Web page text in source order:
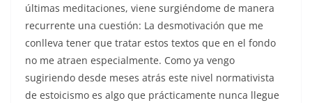
últimas meditaciones, viene surgiéndome de manera
recurrente una cuestión: La desmotivación que me
conlleva tener que tratar estos textos que en el fondo
no me atraen especialmente. Como ya vengo
sugiriendo desde meses atrás este nivel normativista
de estoicismo es algo que prácticamente nunca llegue